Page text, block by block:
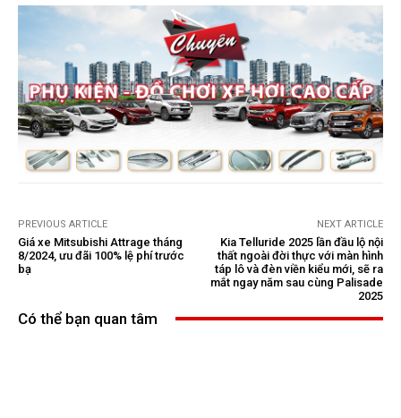
PREVIOUS ARTICLE
Giá xe Mitsubishi Attrage tháng
8/2024, ưu đãi 100% lệ phí trước
bạ
NEXT ARTICLE
Kia Telluride 2025 lần đầu lộ nội
thất ngoài đời thực với màn hình
táp lô và đèn viền kiểu mới, sẽ ra
mắt ngay năm sau cùng Palisade
2025
Có thể bạn quan tâm